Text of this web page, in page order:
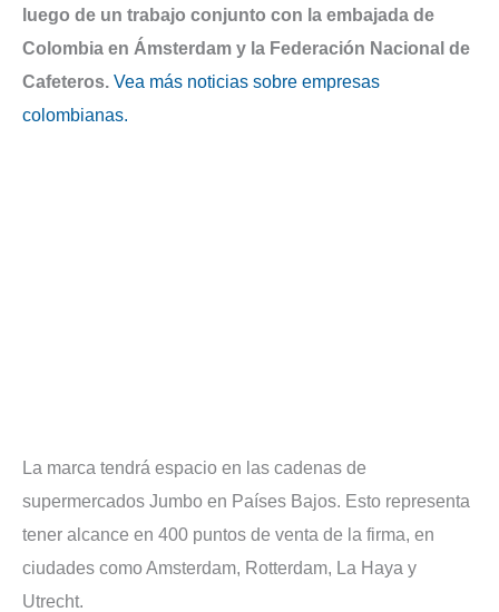
luego de un trabajo conjunto con la embajada de
Colombia en Ámsterdam y la Federación Nacional de
Cafeteros. Vea más noticias sobre empresas
colombianas.
La marca tendrá espacio en las cadenas de
supermercados Jumbo en Países Bajos. Esto representa
tener alcance en 400 puntos de venta de la firma, en
ciudades como Amsterdam, Rotterdam, La Haya y
Utrecht.